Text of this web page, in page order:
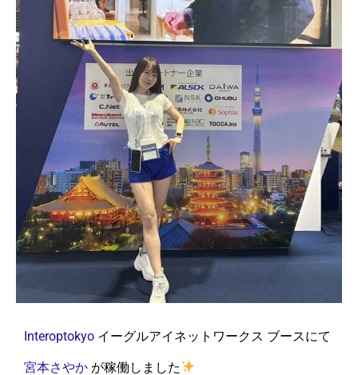
Interoptokyo イーグルアイネットワークス ブースにて
宮本さやか が稼働しました